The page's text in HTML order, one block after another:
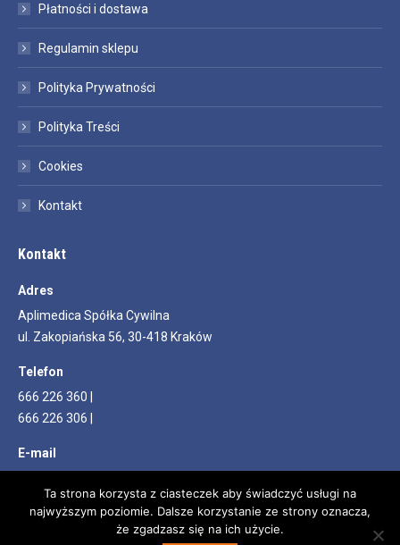
Płatności i dostawa
Regulamin sklepu
Polityka Prywatności
Polityka Treści
Cookies
Kontakt
Kontakt
Adres
Aplimedica Spółka Cywilna
ul. Zakopiańska 56, 30-418 Kraków
Telefon
666 226 360 |
666 226 306 |
E-mail
Znajdź nas na:
Ta strona korzysta z ciasteczek aby świadczyć usługi na
najwyższym poziomie. Dalsze korzystanie ze strony oznacza,
że zgadzasz się na ich użycie.